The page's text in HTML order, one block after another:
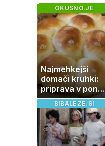
OKUSNO.JE
Najmehkejši
domači kruhki:
priprava v ponvi
je trik za popoln
rezultat
BIBALEZE.SI